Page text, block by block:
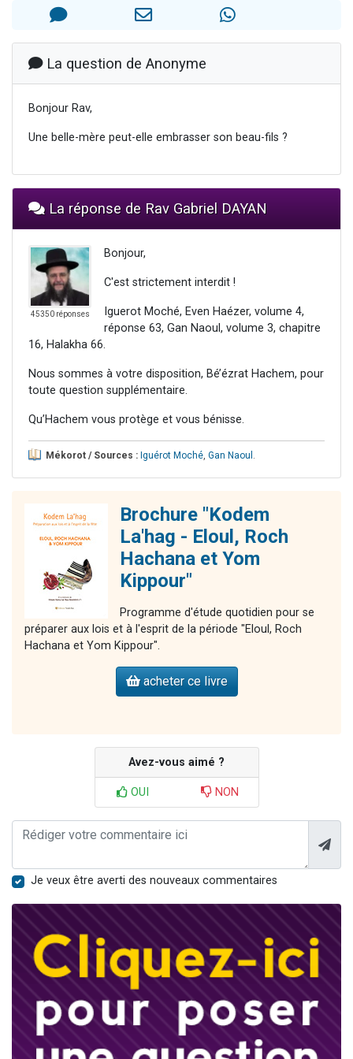
Il reste 49 places pour étudier en groupe sur Zoom
3 personnes viennent de faire un don pour Diane, 80 ans, dans un appartement insalubre
La question de Anonyme
Bonjour Rav,
Une belle-mère peut-elle embrasser son beau-fils ?
La réponse de Rav Gabriel DAYAN
45350 réponses
Bonjour,
C'est strictement interdit !
Iguerot Moché, Even Haézer, volume 4,
réponse 63, Gan Naoul, volume 3, chapitre
16, Halakha 66.
Nous sommes à votre disposition, Bé’ézrat Hachem, pour
toute question supplémentaire.
Qu’Hachem vous protège et vous bénisse.
Mékorot / Sources : Iguérot Moché, Gan Naoul .
Brochure "Kodem
La'hag - Eloul, Roch
Hachana et Yom
Kippour"
Programme d'étude quotidien pour se
préparer aux lois et à l'esprit de la période "Eloul, Roch
Hachana et Yom Kippour".
acheter ce livre
Avez-vous aimé ?
OUI NON
Je veux être averti des nouveaux commentaires